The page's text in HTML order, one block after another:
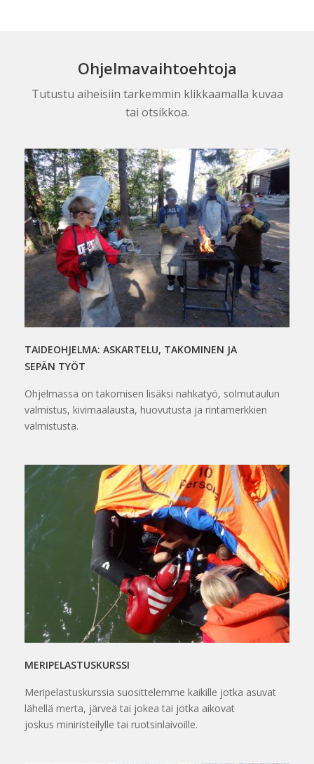
Ohjelmavaihtoehtoja
Tutustu aiheisiin tarkemmin klikkaamalla kuvaa
tai otsikkoa.
TAIDEOHJELMA: ASKARTELU, TAKOMINEN JA
SEPÄN TYÖT
Ohjelmassa on takomisen lisäksi nahkatyö, solmutaulun
valmistus, kivimaalausta, huovutusta ja rintamerkkien
valmistusta.
MERIPELASTUSKURSSI
Meripelastuskurssia suosittelemme kaikille jotka asuvat
lähellä merta, järveä tai jokea tai jotka aikovat
joskus miniristeilylle tai ruotsinlaivoille.